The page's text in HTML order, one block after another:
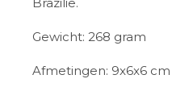
Gewicht: 268 gram
Afmetingen: 9x6x6 cm